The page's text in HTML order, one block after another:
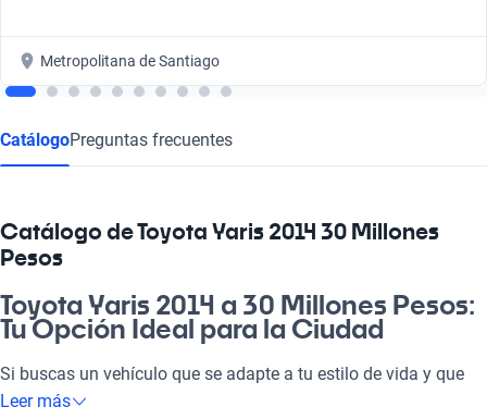
Metropolitana de Santiago
CatálogoPreguntas frecuentes
Catálogo de Toyota Yaris 2014 30 Millones
Pesos
Toyota Yaris 2014 a 30 Millones Pesos:
Tu Opción Ideal para la Ciudad
Si buscas un vehículo que se adapte a tu estilo de vida y que
sea perfecto para el día a día, el Toyota Yaris 2014 es la
Leer más